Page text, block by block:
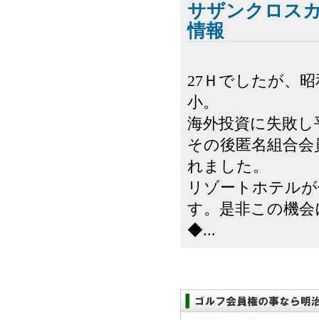
サザンクロス
情報
27Ｈでしたが、
小。
海外投資に失敗
その後匿名組合
れました。
リゾートホテル
す。是非この機
◆...